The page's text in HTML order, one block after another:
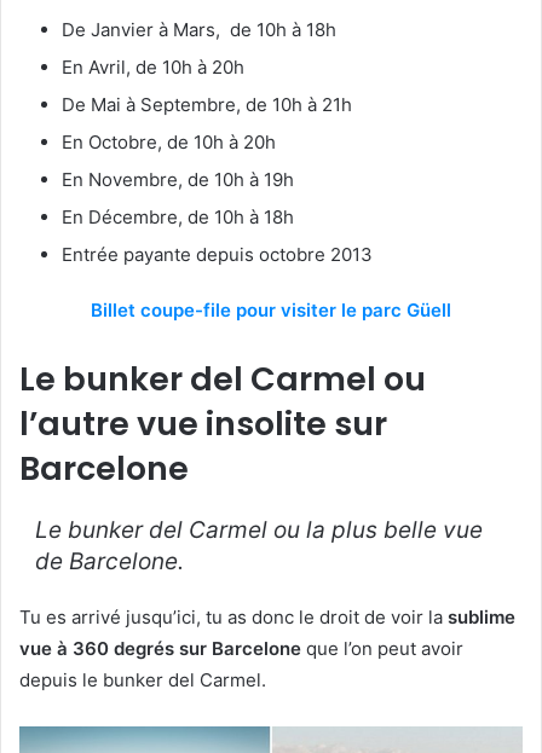
De Janvier à Mars, de 10h à 18h
En Avril, de 10h à 20h
De Mai à Septembre, de 10h à 21h
En Octobre, de 10h à 20h
En Novembre, de 10h à 19h
En Décembre, de 10h à 18h
Entrée payante depuis octobre 2013
Billet coupe-file pour visiter le parc Güell
Le bunker del Carmel ou
l’autre vue insolite sur
Barcelone
Le bunker del Carmel ou la plus belle vue
de Barcelone.
Tu es arrivé jusqu’ici, tu as donc le droit de voir la sublime
vue à 360 degrés sur Barcelone que l’on peut avoir
depuis le bunker del Carmel.